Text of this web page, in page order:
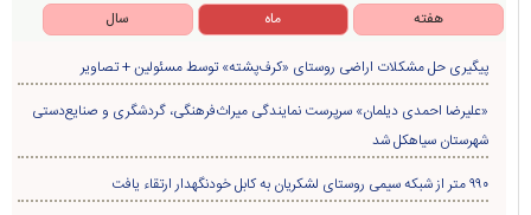
هفته
ماه سال
پیگیری حل مشکلات اراضی روستای «کرف‌پشته» توسط مسئولین + تصاویر
«علیرضا احمدی دیلمان» سرپرست نمایندگی میراث‌فرهنگی، گردشگری و صنایع‌دستی
شهرستان سیاهکل شد
۹۹۰ متر از شبکه سیمی روستای لشکریان به کابل خودنگهدار ارتقاء یافت